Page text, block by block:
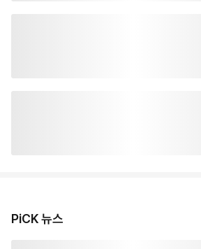
PiCK 뉴스